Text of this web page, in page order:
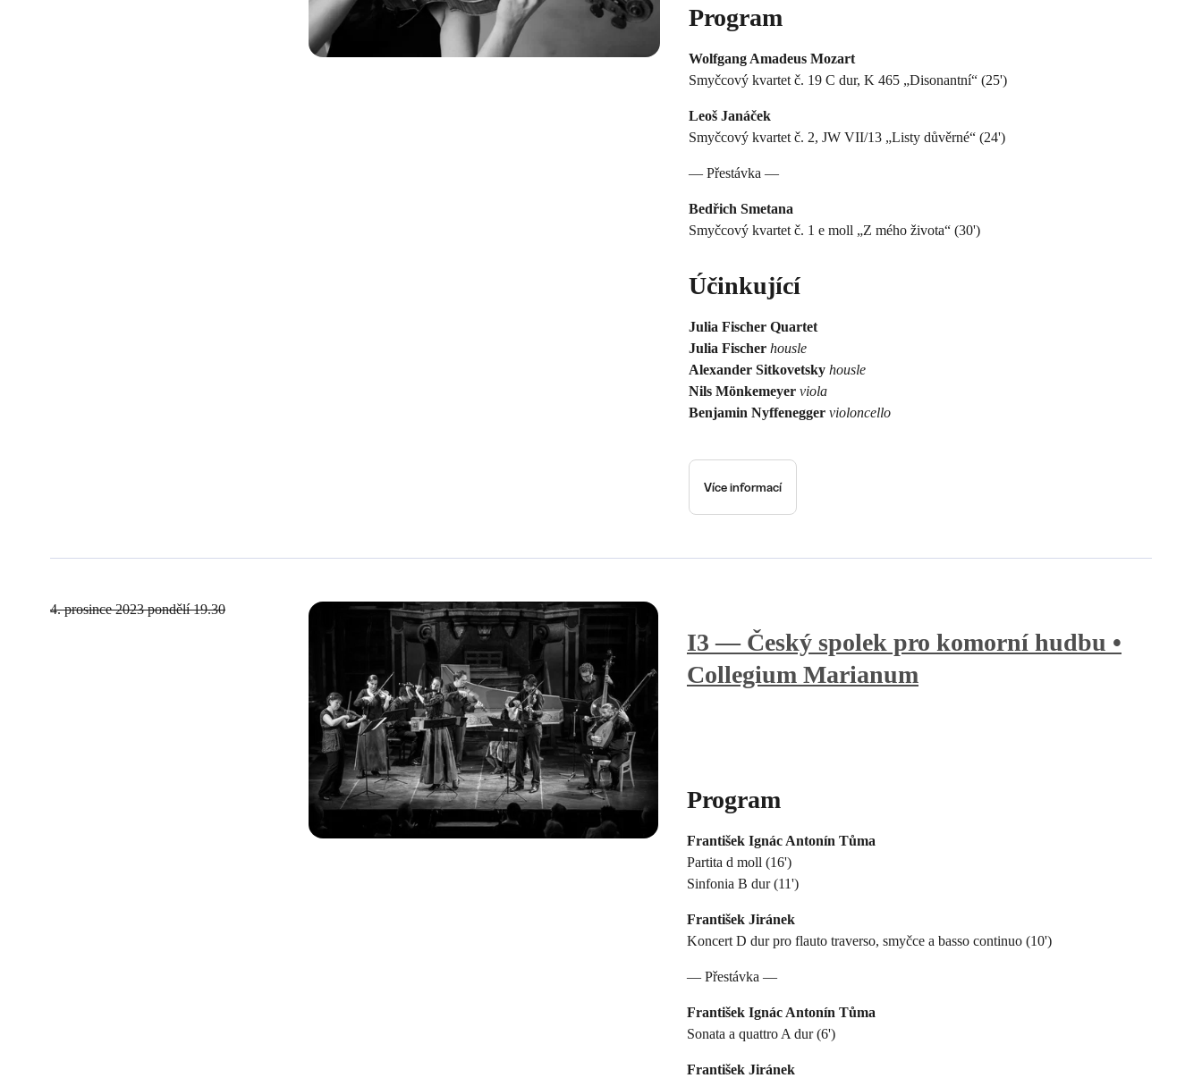
Program
Wolfgang Amadeus Mozart
Smyčcový kvartet č. 19 C dur, K 465 „Disonantní“ (25')
Leoš Janáček
Smyčcový kvartet č. 2, JW VII/13 „Listy důvěrné“ (24')
— Přestávka —
Bedřich Smetana
Smyčcový kvartet č. 1 e moll „Z mého života“ (30')
Účinkující
Julia Fischer Quartet
Julia Fischer housle
Alexander Sitkovetsky housle
Nils Mönkemeyer viola
Benjamin Nyffenegger violoncello
Více informací
I3 — Český spolek pro komorní hudbu •
Collegium Marianum
Program
František Ignác Antonín Tůma
Partita d moll (16')
Sinfonia B dur (11')
František Jiránek
Koncert D dur pro flauto traverso, smyčce a basso continuo (10')
— Přestávka —
František Ignác Antonín Tůma
Sonata a quattro A dur (6')
František Jiránek
4. prosince 2023 pondělí 19.30